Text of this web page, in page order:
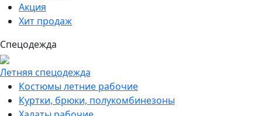
Акция
Хит продаж
Спецодежда
Летняя спецодежда
Костюмы летние рабочие
Куртки, брюки, полукомбинезоны